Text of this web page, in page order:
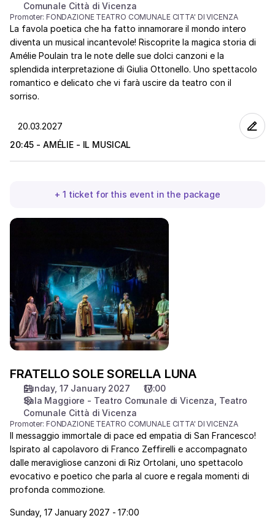
20:45 - AMÉLIE - IL MUSICAL
Comunale Città di Vicenza
Promoter: FONDAZIONE TEATRO COMUNALE CITTA' DI VICENZA
La favola poetica che ha fatto innamorare il mondo intero
diventa un musical incantevole! Riscoprite la magica storia di
Amélie Poulain tra le note delle sue dolci canzoni e la
splendida interpretazione di Giulia Ottonello. Uno spettacolo
romantico e delicato che vi farà uscire da teatro con il
sorriso.
+ 1 ticket for this event in the package
Sunday, 17 January 2027 - 17:00
FRATELLO
FRATELLO SOLE SORELLA LUNA
Sunday, 17 January 2027
17:00
Sala Maggiore - Teatro Comunale di Vicenza Teatro
Comunale Città di Vicenza
Promoter: FONDAZIONE TEATRO COMUNALE CITTA' DI VICENZA
Il messaggio immortale di pace ed empatia di San Francesco!
Ispirato al capolavoro di Franco Zeffirelli e accompagnato
dalle meravigliose canzoni di Riz Ortolani, uno spettacolo
evocativo e poetico che parla al cuore e regala momenti di
profonda commozione.